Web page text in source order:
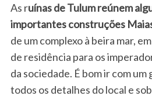
As ruínas de Tulum reúnem
importantes construções
de um complexo à beira mar,
de residência para os
da sociedade. É bom ir com
todos os detalhes do local e